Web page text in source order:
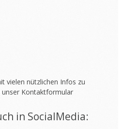
vielen nützlichen Infos zu
unser Kontaktformular
in SocialMedia: